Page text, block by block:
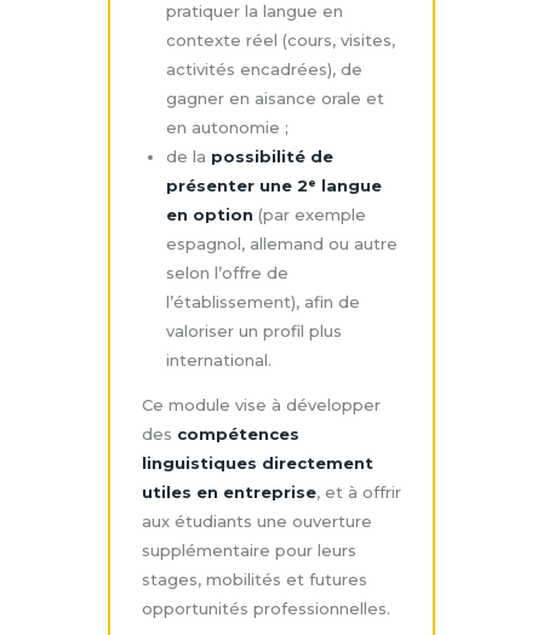
pratiquer la langue en
contexte réel (cours, visites,
activités encadrées), de
gagner en aisance orale et
en autonomie ;
de la possibilité de
présenter une 2ᵉ langue
en option (par exemple
espagnol, allemand ou autre
selon l’offre de
l’établissement), afin de
valoriser un profil plus
international.
Ce module vise à développer
des compétences
linguistiques directement
utiles en entreprise, et à offrir
aux étudiants une ouverture
supplémentaire pour leurs
stages, mobilités et futures
opportunités professionnelles.